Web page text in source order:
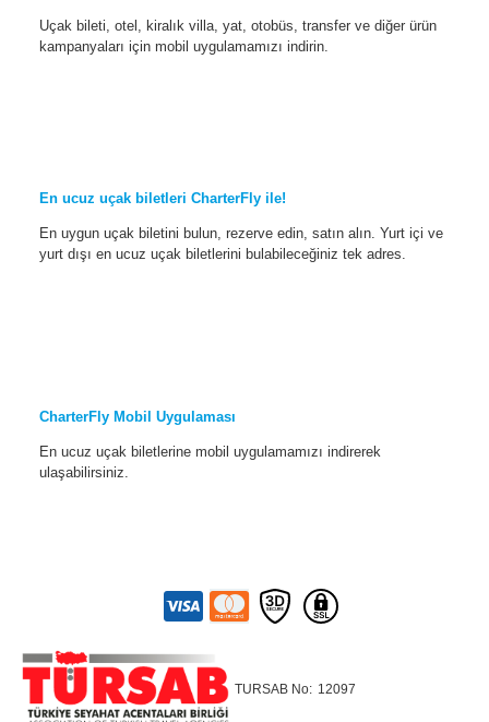
Uçak bileti, otel, kiralık villa, yat, otobüs, transfer ve diğer ürün
kampanyaları için mobil uygulamamızı indirin.
En ucuz uçak biletleri CharterFly ile!
En uygun uçak biletini bulun, rezerve edin, satın alın. Yurt içi ve
yurt dışı en ucuz uçak biletlerini bulabileceğiniz tek adres.
CharterFly Mobil Uygulaması
En ucuz uçak biletlerine mobil uygulamamızı indirerek
ulaşabilirsiniz.
TURSAB No: 12097